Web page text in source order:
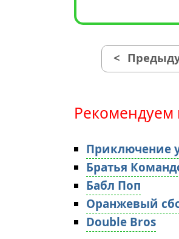
<
Рекомендуем
Приключение
Братья
Бабл Поп
Оранжевый
Double Bros